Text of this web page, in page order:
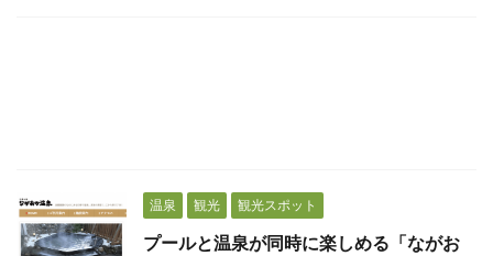
温泉 観光 観光スポット
プールと温泉が同時に楽しめる「ながお